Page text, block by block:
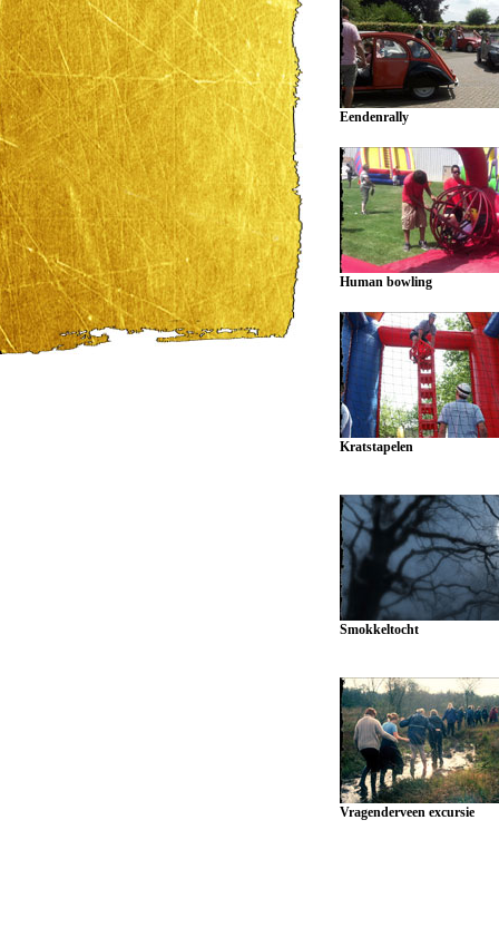
Eendenrally
Human bowling
Kratstapelen
Smokkeltocht
Vragenderveen excursie